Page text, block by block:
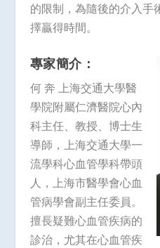
的限制，為隨後的介入手
擇贏得時間。
專家簡介：
何 奔 上海交通大學醫
學院附屬仁濟醫院心內
科主任、教授、博士生
導師，上海交通大學一
流學科心血管學科帶頭
人，上海市醫學會心血
管病學會副主任委員。
擅長疑難心血管疾病的
診治，尤其在心血管疾